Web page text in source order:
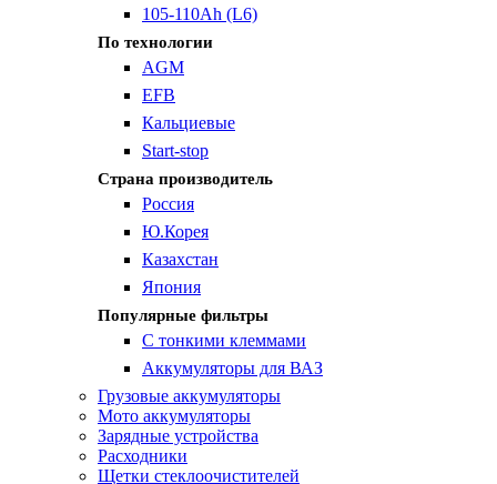
105-110Ah (L6)
По технологии
AGM
EFB
Кальциевые
Start-stop
Страна производитель
Россия
Ю.Корея
Казахстан
Япония
Популярные фильтры
С тонкими клеммами
Аккумуляторы для ВАЗ
Грузовые аккумуляторы
Мото аккумуляторы
Зарядные устройства
Расходники
Щетки стеклоочистителей